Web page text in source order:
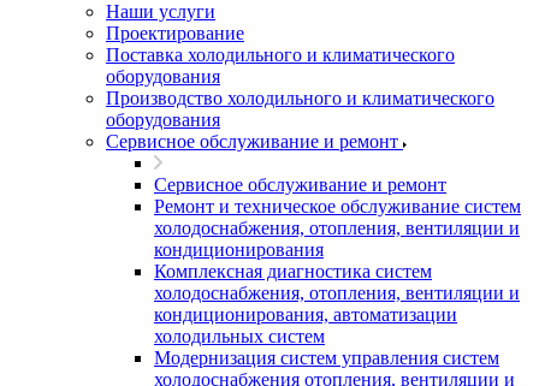
Наши услуги
Проектирование
Поставка холодильного и климатического
оборудования
Производство холодильного и климатического
оборудования
Сервисное обслуживание и ремонт
Сервисное обслуживание и ремонт
Ремонт и техническое обслуживание систем
холодоснабжения, отопления, вентиляции и
кондиционирования
Комплексная диагностика систем
холодоснабжения, отопления, вентиляции и
кондиционирования, автоматизации
холодильных систем
Модернизация систем управления систем
холодоснабжения отопления, вентиляции и